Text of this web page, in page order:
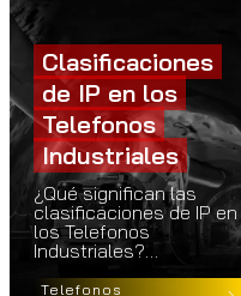
Clasificaciones
de IP en los
Telefonos
Industriales
¿Qué significan las
clasificaciones de IP en
los Telefonos
Industriales?…
Telefonos